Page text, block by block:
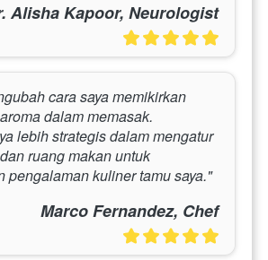
Alisha Kapoor, Neurologist
cara saya memikirkan
dalam memasak.
lebih strategis dalam mengatur
ruang makan untuk
pengalaman kuliner tamu saya."
Marco Fernandez, Chef